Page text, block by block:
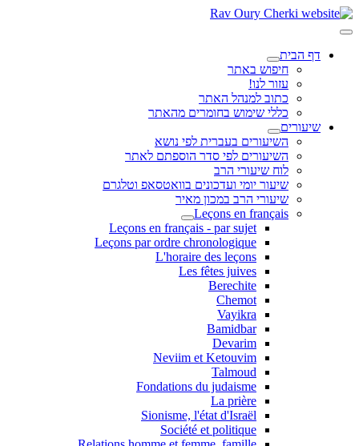
דף הבית
חיפוש באתר
עזור לנו!
כתוב למנהל האתר
כללי שימוש בחומרים מהאתר
שיעורים
השיעורים בעברית לפי נושא
השיעורים לפי סדר הוספתם לאתר
לוח שיעורי הרב
שיעור יומי ועדכונים בוואטסאפ וטלגרם
שיעורי הרב במכון מאיר
Leçons en français
Leçons en français - par sujet
Leçons par ordre chronologique
L'horaire des leçons
Les fêtes juives
Berechite
Chemot
Vayikra
Bamidbar
Devarim
Neviim et Ketouvim
Talmoud
Fondations du judaisme
La prière
Sionisme, l'état d'Israël
Société et politique